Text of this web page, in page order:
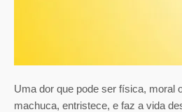
Uma dor que pode ser física, moral
machuca, entristece, e faz a vida